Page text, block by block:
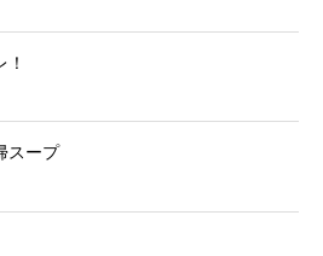
スープ